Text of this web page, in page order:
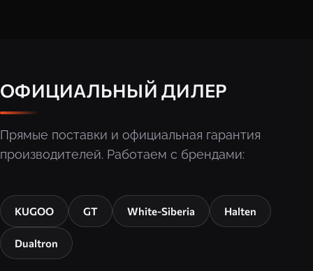
ОФИЦИАЛЬНЫЙ ДИЛЕР
Прямые поставки и официальная гарантия
производителей. Работаем с брендами:
KUGOO GT White-Siberia Halten
Dualtron